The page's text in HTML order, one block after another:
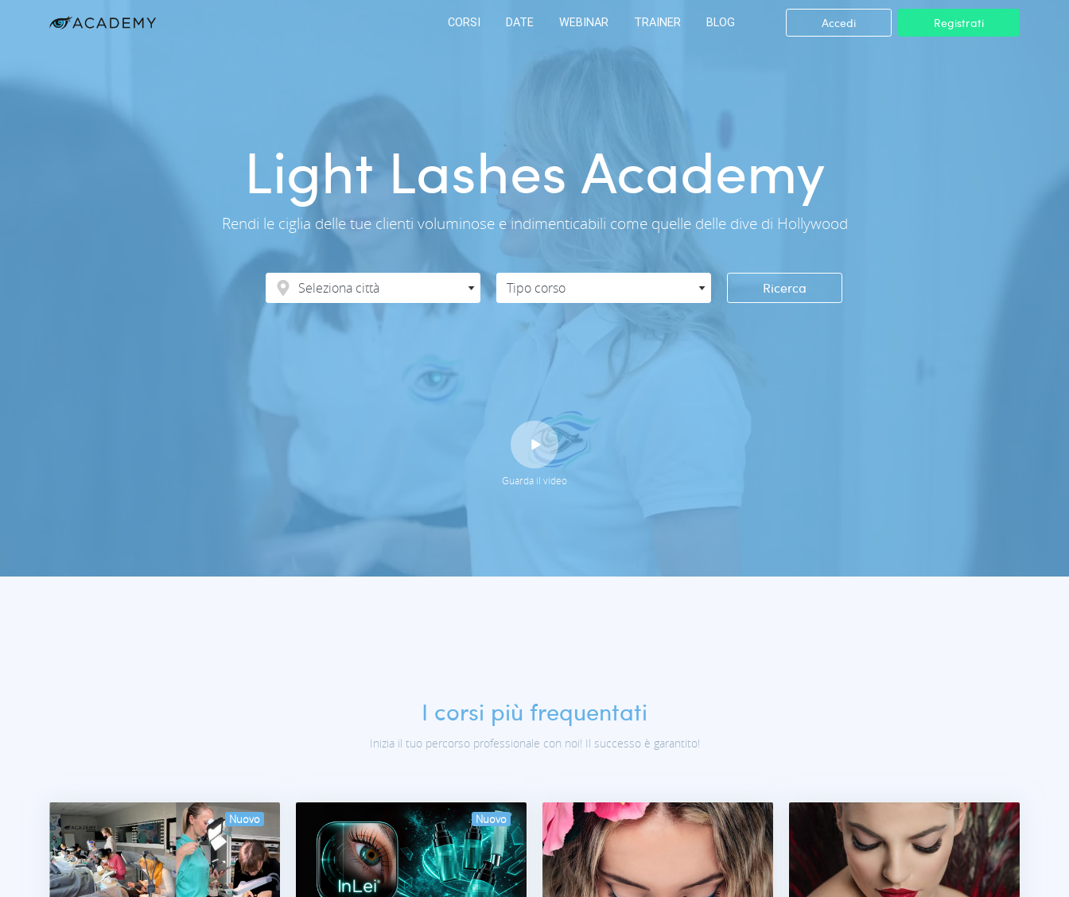
CORSI DATE WEBINAR TRAINER BLOG Accedi Registrati
Light Lashes Academy
Rendi le ciglia delle tue clienti voluminose e indimenticabili come quelle delle dive di Hollywood
Ricerca
Guarda il video
I corsi più frequentati
Inizia il tuo percorso professionale con noi! Il successo è garantito!
Nuovo Nuovo